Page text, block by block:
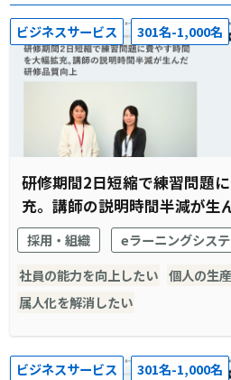
ビジネスサービス 301名-1,000名
研修期間2日短縮で練習問題
充。講師の説明時間半減が生
採用・組織
eラーニングシス
社員の能力を向上したい 個人の生
属人化を解消したい
ビジネスサービス 301名-1,000名